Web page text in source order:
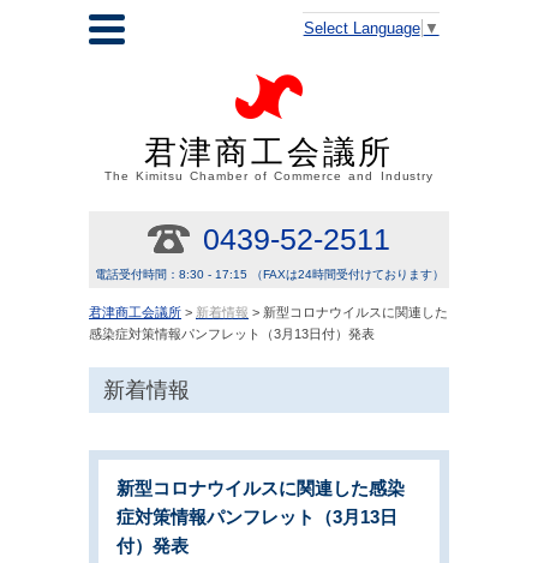
Select Language ▼
君津商工会議所
The Kimitsu Chamber of Commerce and Industry
0439-52-2511
電話受付時間：8:30 - 17:15 （FAXは24時間受付けております）
君津商工会議所 > 新着情報 > 新型コロナウイルスに関連した
感染症対策情報パンフレット（3月13日付）発表
新着情報
新型コロナウイルスに関連した感染
症対策情報パンフレット（3月13日
付）発表